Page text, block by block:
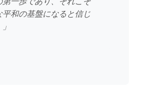
平和の基盤になると信じ